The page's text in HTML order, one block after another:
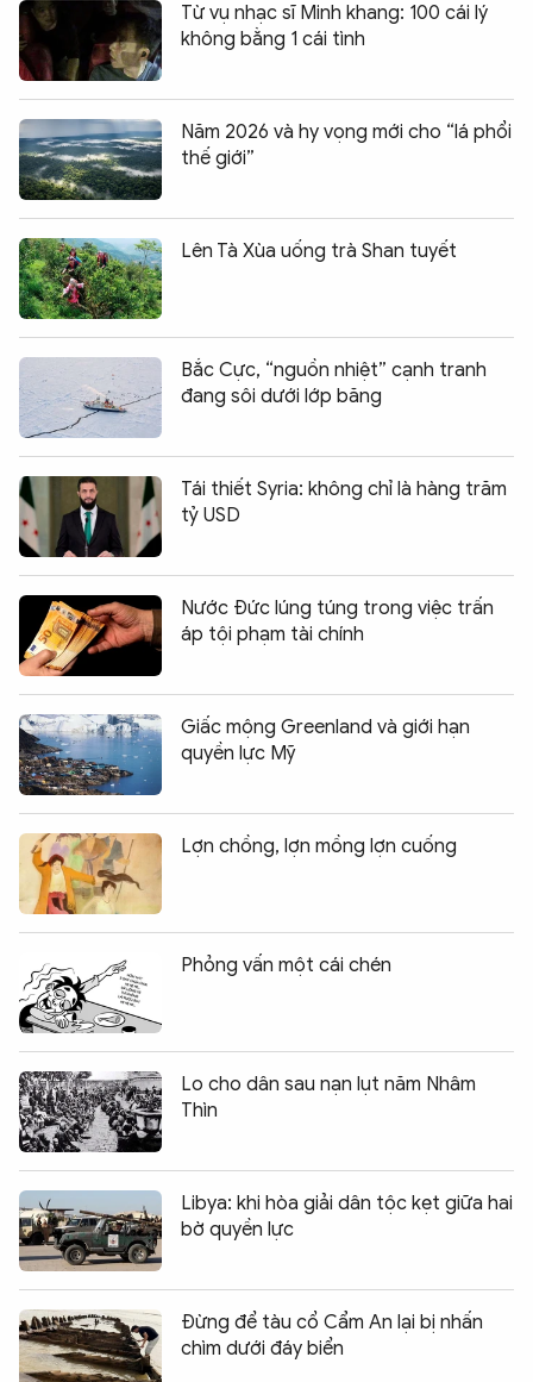
Từ vụ nhạc sĩ Minh khang: 100 cái lý
không bằng 1 cái tình
Năm 2026 và hy vọng mới cho “lá phổi
thế giới”
Lên Tà Xùa uống trà Shan tuyết
Bắc Cực, “nguồn nhiệt” cạnh tranh
đang sôi dưới lớp băng
Tái thiết Syria: không chỉ là hàng trăm
tỷ USD
Nước Đức lúng túng trong việc trấn
áp tội phạm tài chính
Giấc mộng Greenland và giới hạn
quyền lực Mỹ
Lợn chồng, lợn mồng lợn cuống
Phỏng vấn một cái chén
Lo cho dân sau nạn lụt năm Nhâm
Thìn
Libya: khi hòa giải dân tộc kẹt giữa hai
bờ quyền lực
Đừng để tàu cổ Cẩm An lại bị nhấn
chìm dưới đáy biển